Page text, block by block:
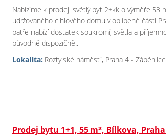
Nabízíme k prodeji světlý byt 2+kk o výměře 53
udržovaného cihlového domu v oblíbené části
patře nabízí dostatek soukromí, světla a
původně dispozičně..
Lokalita: Roztylské náměstí, Praha 4 - Záběhlice
Prodej bytu 1+1, 55 m², Bílkova,